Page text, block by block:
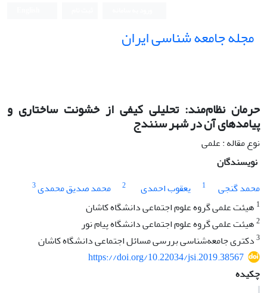
مجله جامعه شناسی ایران
حرمان نظام‌مند: تحلیلی کیفی از خشونت ساختاری و
پیامدهای آن در شهر سنندج
نوع مقاله : علمی
نویسندگان
محمد گنجی
1 یعقوب احمدی 2 محمد صدیق محمدی3
1 هیئت علمی گروه علوم اجتماعی دانشگاه کاشان
2هیئت علمی گروه علوم اجتماعی دانشگاه پیام نور
3دکتری جامعه‌شناسی بررسی مسائل اجتماعی دانشگاه کاشان
https://doi.org/10.22034/jsi.2019.38567
چکیده